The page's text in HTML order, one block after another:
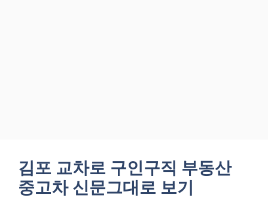
김포 교차로 구인구직 부동산
중고차 신문그대로 보기